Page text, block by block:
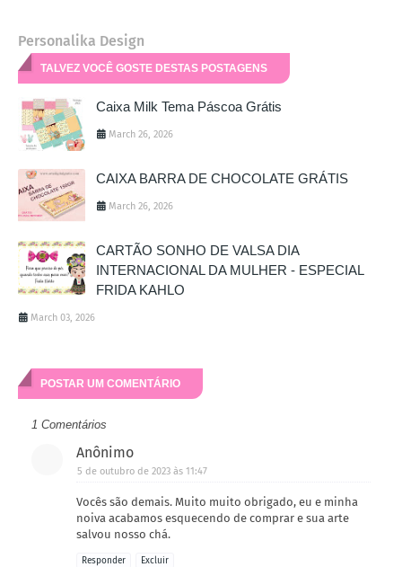
Personalika Design
TALVEZ VOCÊ GOSTE DESTAS POSTAGENS
Caixa Milk Tema Páscoa Grátis
March 26, 2026
CAIXA BARRA DE CHOCOLATE GRÁTIS
March 26, 2026
CARTÃO SONHO DE VALSA DIA
INTERNACIONAL DA MULHER - ESPECIAL
FRIDA KAHLO
March 03, 2026
POSTAR UM COMENTÁRIO
1 Comentários
Anônimo
5 de outubro de 2023 às 11:47
Vocês são demais. Muito muito obrigado, eu e minha
noiva acabamos esquecendo de comprar e sua arte
salvou nosso chá.
Responder Excluir